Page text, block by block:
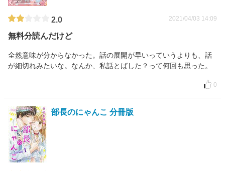
2.0 2021/04/03 14:09
無料分読んだけど
全然意味が分からなかった。話の展開が早いっていうよりも、話
が細切れみたいな。なんか、私話とばした？って何回も思った。
0
部長のにゃんこ 分冊版